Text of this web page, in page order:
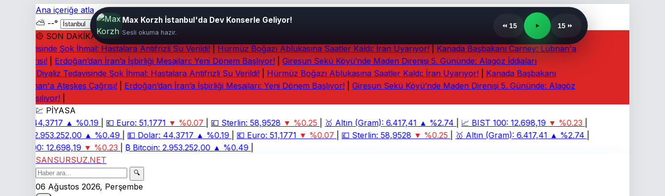
Ana içeriğe atla
⛅ --°
🔴 SON DAKİKA
Tedavisinde Şok İhmal: Hastalara Antifrizli Su Verildi! | Hürmüz Boğazı Ablukasına Saatler Kaldı: İran Uyarıyor! |
Kanada Başbakanı Carney: Lübnan'a
Çağrısı! | Erdoğan’dan İran’a İşbirliği Mesajları: Yeni Dönem Başlıyor! |
Giresun Sekü Köyü’nde Maden Direnişi 5. Gününde: Alagöz İddiaları
Diyaliz Tedavisinde Şok İhmal: Hastalara Antifrizli Su Verildi! | Hürmüz Boğazı Ablukasına Saatler Kaldı: İran Uyarıyor! |
Kanada Başbakanı
Lübnan'a Ateşkes Çağrısı! | Erdoğan’dan İran’a İşbirliği Mesajları: Yeni Dönem Başlıyor! |
Giresun Sekü Köyü’nde Maden Direnişi 5. Gününde: Alagöz
Tartışılıyor! |
💹 PİYASA
44,3717 ▲ %0.19 | 💶 Euro: 51,1771 ▼ %0.07 | 💷 Sterlin: 58,9528 ▼ %0.25 | 🥇 Altın (Gram): 6.417,41 ▲ %2.74 | 📈 BIST 100: 12.698,19 ▼ %0.23 |
2.953.252,00 ▲ %0.49 | 💵 Dolar: 44,3717 ▲ %0.19 | 💶 Euro: 51,1771 ▼ %0.07 | 💷 Sterlin: 58,9528 ▼ %0.25 | 🥇 Altın (Gram): 6.417,41 ▲ %2.74 |
BIST 100: 12.698,19 ▼ %0.23 | Bitcoin: 2.953.252,00 ▲ %0.49 |
SANSURSUZ.NET
🔍
06 Ağustos 2026, Perşembe
Max Korzh İstanbul'da Dev Konserle Geliyor!
Sesli okuma hazir.
15 15